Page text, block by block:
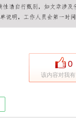
0
该内容对我